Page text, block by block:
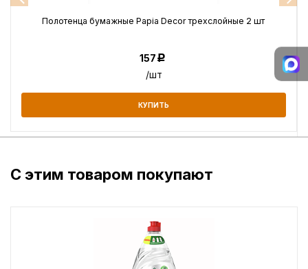
Полотенца бумажные Papia Decor трехслойные 2 шт
157Р
/шт
КУПИТЬ
С этим товаром покупают